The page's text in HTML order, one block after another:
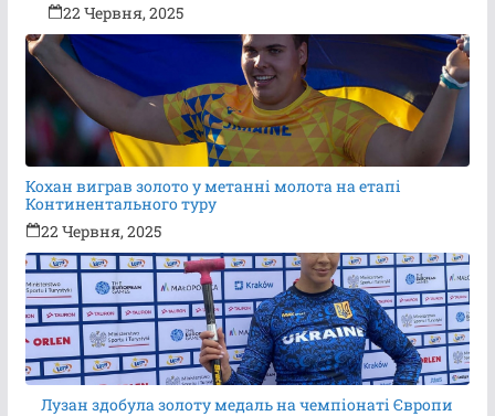
22 Червня, 2025
Кохан виграв золото у метанні молота на етапі
Континентального туру
22 Червня, 2025
Лузан здобула золоту медаль на чемпіонаті Європи